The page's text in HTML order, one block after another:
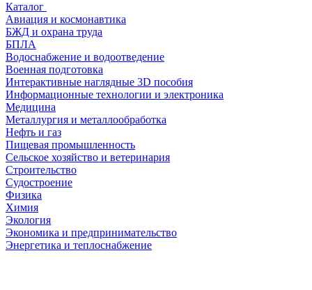
Каталог
Авиация и космонавтика
БЖД и охрана труда
БПЛА
Водоснабжение и водоотведение
Военная подготовка
Интерактивные наглядные 3D пособия
Информационные технологии и электроника
Медицина
Металлургия и металлообработка
Нефть и газ
Пищевая промышленность
Сельское хозяйство и ветеринария
Строительство
Судостроение
Физика
Химия
Экология
Экономика и предпринимательство
Энергетика и теплоснабжение